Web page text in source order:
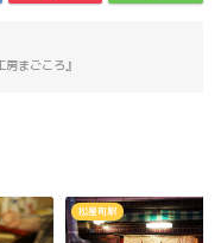
まごころ』
松屋町駅